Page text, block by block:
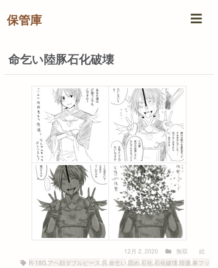
保管庫
命乞い陸豚石化破壊
12月 2, 2020 無双
絵
R-18G アヘ顔ダブルピース ,呉 命乞い 固め ,石化,石化破壊 陸遜 ,鼻フッ